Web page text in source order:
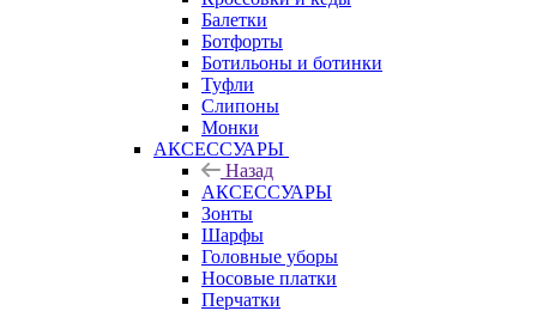
Балетки
Ботфорты
Ботильоны и ботинки
Туфли
Слипоны
Монки
АКСЕССУАРЫ
Назад
АКСЕССУАРЫ
Зонты
Шарфы
Головные уборы
Носовые платки
Перчатки